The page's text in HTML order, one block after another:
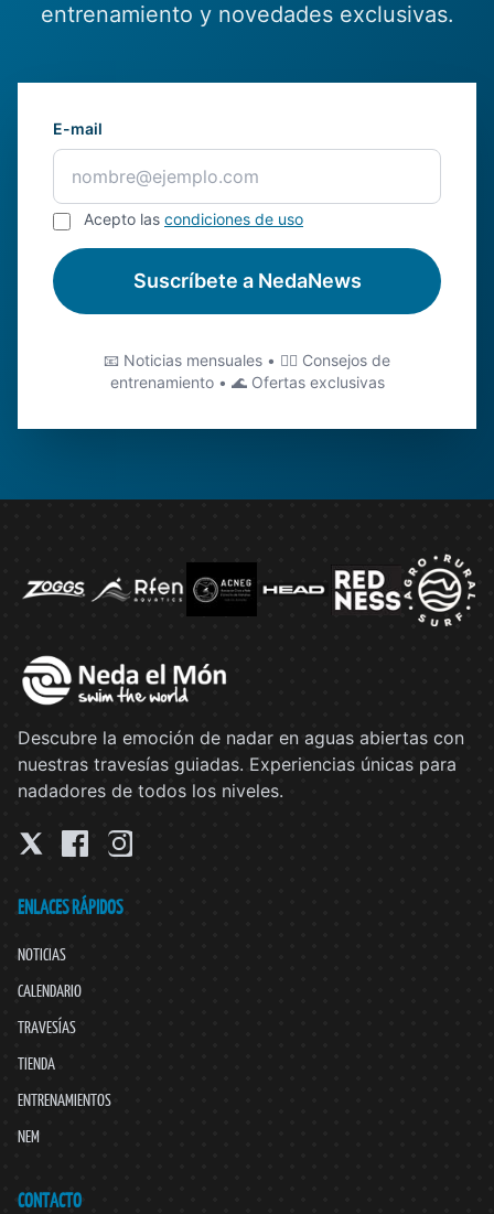
entrenamiento y novedades exclusivas.
E-mail
Acepto las condiciones de uso
Suscríbete a NedaNews
📧 Noticias mensuales • 🏊‍♂️ Consejos de
entrenamiento • 🌊 Ofertas exclusivas
Descubre la emoción de nadar en aguas abiertas con
nuestras travesías guiadas. Experiencias únicas para
nadadores de todos los niveles.
ENLACES RÁPIDOS
NOTICIAS
CALENDARIO
TRAVESÍAS
TIENDA
ENTRENAMIENTOS
NEM
CONTACTO